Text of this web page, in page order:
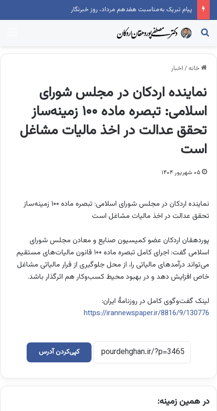
پیام تبریک به‌مناسبت هفدهم مرداد، روز خبرنگار
جستجو...
خانه / اخبار
نماینده اردکان در مجلس شورای
اسلامی: تبصره ماده ۱۰۰ زمینه‌ساز
تحقق عدالت در اخذ مالیات مشاغل
است
۰۵ شهریور ۱۴۰۴
نماینده اردکان در مجلس شورای اسلامی: تبصره ماده ۱۰۰ زمینه‌ساز
تحقق عدالت در اخذ مالیات مشاغل است
پوردهقان اردکان عضو کمیسیون صنایع و معادن مجلس شورای
اسلامی گفت: اجرای کامل تبصره ماده ۱۰۰ قانون مالیات‌های مستقیم
می‌تواند درآمد‌های مالیاتی را، از محل جلوگیری از فرار مالیاتی مشاغل
خاص افزایش دهد و در بهبود محیط کسب‌وکار هم اثرگذار باشد.
لینک گفت‌وگوی کامل در روزنامۀ ایران:
https://irannewspaper.ir/8816/9/130776
کپی‌کردن آدرس
در همین زمینه: